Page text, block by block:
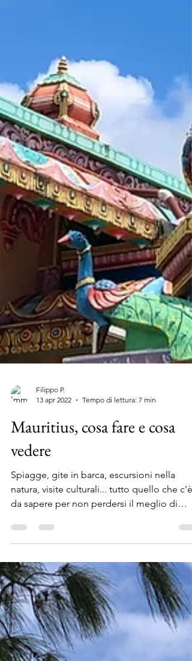
13 apr 2022
Tempo di lettura: 7 min
Mauritius, cosa fare e cosa
vedere
Spiagge, gite in barca, escursioni nella
da sapere per non perdersi il meglio di
Mauritius